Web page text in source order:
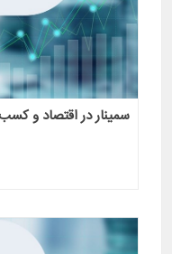
سمینار در اقتصاد و